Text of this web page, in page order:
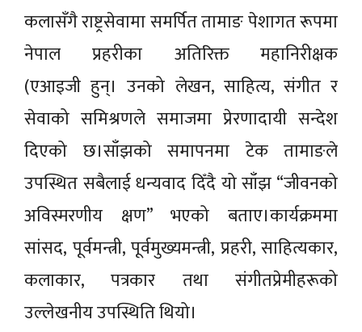
कलासँगै राष्ट्रसेवामा समर्पित तामाङ पेशागत रूपमा
नेपाल प्रहरीका अतिरिक्त महानिरीक्षक
(एआइजी हुन्। उनको लेखन, साहित्य, संगीत र
सेवाको समिश्रणले समाजमा प्रेरणादायी सन्देश
दिएको छ।साँझको समापनमा टेक तामाङले
उपस्थित सबैलाई धन्यवाद दिँदै यो साँझ “जीवनको
अविस्मरणीय क्षण” भएको बताए।कार्यक्रममा
सांसद, पूर्वमन्त्री, पूर्वमुख्यमन्त्री, प्रहरी, साहित्यकार,
कलाकार, पत्रकार तथा संगीतप्रेमीहरूको
उल्लेखनीय उपस्थिति थियो।